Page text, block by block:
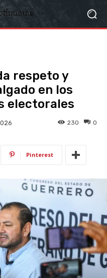
respeto y
en los
electorales
0
230
Pinterest